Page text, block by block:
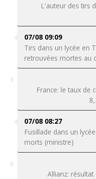
L'auteur des tirs
07/08 09:09
Tirs dans un lycée en
retrouvées mortes au
France: le taux de
07/08 08:27
Fusillade dans un
morts (ministre)
Allianz: